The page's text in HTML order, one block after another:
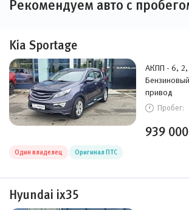
Рекомендуем авто с
Kia Sportage
АКПП - 6, 2,
привод
Пробег:
939 000
Один владелец Оригинал ПТС
Hyundai ix35